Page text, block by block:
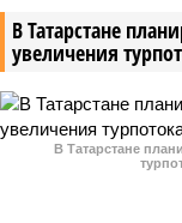
В Татарстане
увеличения
В Татарстане